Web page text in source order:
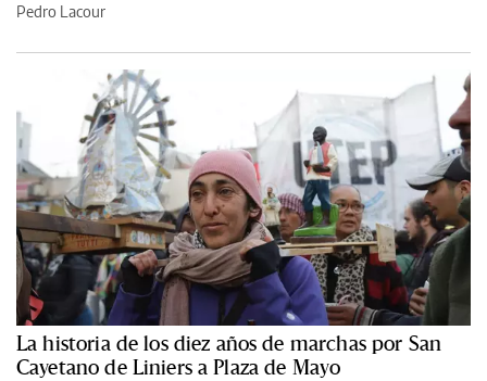
Pedro Lacour
La historia de los diez años de marchas por San
Cayetano de Liniers a Plaza de Mayo